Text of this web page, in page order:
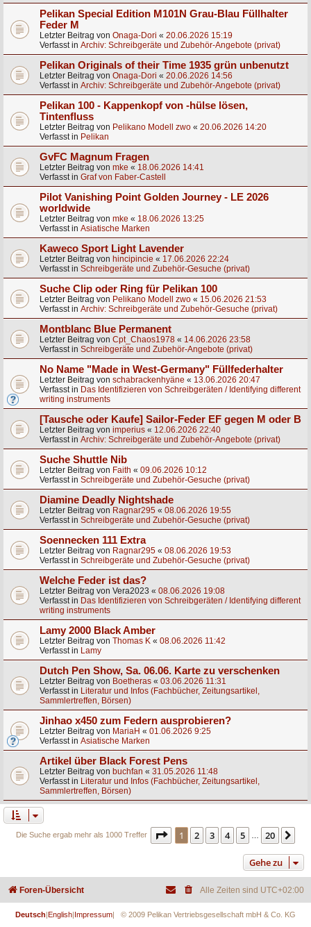
Pelikan Special Edition M101N Grau-Blau Füllhalter
Feder M
Letzter Beitrag von Onaga-Dori « 20.06.2026 15:19
Verfasst in Archiv: Schreibgeräte und Zubehör-Angebote (privat)
Pelikan Originals of their Time 1935 grün unbenutzt
Letzter Beitrag von Onaga-Dori « 20.06.2026 14:56
Verfasst in Archiv: Schreibgeräte und Zubehör-Angebote (privat)
Pelikan 100 - Kappenkopf von -hülse lösen,
Tintenfluss
Letzter Beitrag von Pelikano Modell zwo « 20.06.2026 14:20
Verfasst in Pelikan
GvFC Magnum Fragen
Letzter Beitrag von mke « 18.06.2026 14:41
Verfasst in Graf von Faber-Castell
Pilot Vanishing Point Golden Journey - LE 2026
worldwide
Letzter Beitrag von mke « 18.06.2026 13:25
Verfasst in Asiatische Marken
Kaweco Sport Light Lavender
Letzter Beitrag von hincipincie « 17.06.2026 22:24
Verfasst in Schreibgeräte und Zubehör-Gesuche (privat)
Suche Clip oder Ring für Pelikan 100
Letzter Beitrag von Pelikano Modell zwo « 15.06.2026 21:53
Verfasst in Archiv: Schreibgeräte und Zubehör-Gesuche (privat)
Montblanc Blue Permanent
Letzter Beitrag von Cpt_Chaos1978 « 14.06.2026 23:58
Verfasst in Schreibgeräte und Zubehör-Angebote (privat)
No Name "Made in West-Germany" Füllfederhalter
Letzter Beitrag von schabrackenhyäne « 13.06.2026 20:47
Verfasst in Das Identifizieren von Schreibgeräten / Identifying different
writing instruments
[Tausche oder Kaufe] Sailor-Feder EF gegen M oder B
Letzter Beitrag von imperius « 12.06.2026 22:40
Verfasst in Archiv: Schreibgeräte und Zubehör-Angebote (privat)
Suche Shuttle Nib
Letzter Beitrag von Faith « 09.06.2026 10:12
Verfasst in Schreibgeräte und Zubehör-Gesuche (privat)
Diamine Deadly Nightshade
Letzter Beitrag von Ragnar295 « 08.06.2026 19:55
Verfasst in Schreibgeräte und Zubehör-Gesuche (privat)
Soennecken 111 Extra
Letzter Beitrag von Ragnar295 « 08.06.2026 19:53
Verfasst in Schreibgeräte und Zubehör-Gesuche (privat)
Welche Feder ist das?
Letzter Beitrag von Vera2023 « 08.06.2026 19:08
Verfasst in Das Identifizieren von Schreibgeräten / Identifying different
writing instruments
Lamy 2000 Black Amber
Letzter Beitrag von Thomas K « 08.06.2026 11:42
Verfasst in Lamy
Dutch Pen Show, Sa. 06.06. Karte zu verschenken
Letzter Beitrag von Boetheras « 03.06.2026 11:31
Verfasst in Literatur und Infos (Fachbücher, Zeitungsartikel,
Sammlertreffen, Börsen)
Jinhao x450 zum Federn ausprobieren?
Letzter Beitrag von MariaH « 01.06.2026 9:25
Verfasst in Asiatische Marken
Artikel über Black Forest Pens
Letzter Beitrag von buchfan « 31.05.2026 11:48
Verfasst in Literatur und Infos (Fachbücher, Zeitungsartikel,
Sammlertreffen, Börsen)
Die Suche ergab mehr als 1000 Treffer Seite 1von 20
1 2 3 4 5 … 20
Gehe zu
Foren-Übersicht Alle Zeiten sind UTC+02:00
Deutsch English Impressum | © 2009 Pelikan Vertriebsgesellschaft mbH & Co. KG